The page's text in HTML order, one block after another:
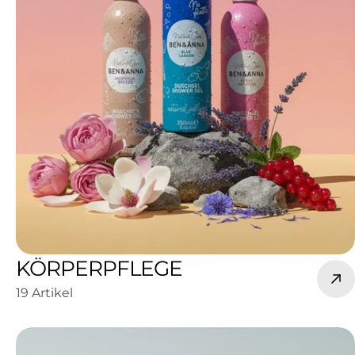
KÖRPERPFLEGE
19 Artikel